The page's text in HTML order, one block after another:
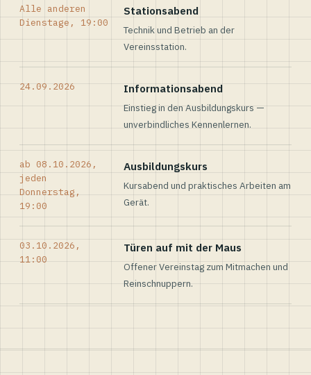
Alle anderen
Dienstage, 19:00
Stationsabend
Technik und Betrieb an der
Vereinsstation.
24.09.2026 Informationsabend
Einstieg in den Ausbildungskurs —
unverbindliches Kennenlernen.
ab 08.10.2026,
jeden
Donnerstag,
19:00
Ausbildungskurs
Kursabend und praktisches Arbeiten am
Gerät.
03.10.2026,
11:00
Türen auf mit der Maus
Offener Vereinstag zum Mitmachen und
Reinschnuppern.